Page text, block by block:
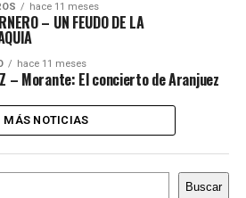
hace 11 meses
– UN FEUDO DE LA
hace 11 meses
– Morante: El concierto de Aranjuez
MÁS NOTICIAS
Buscar